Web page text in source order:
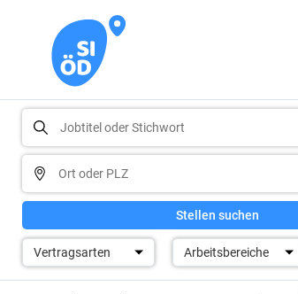
Stellen suchen
Vertragsarten Arbeitsbereiche